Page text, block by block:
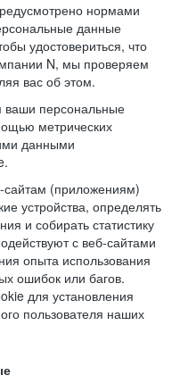
нормами
данные
удостовериться, что
N, мы проверяем
вас об этом.
ваши персональные
метрических
данными
(приложениям)
устройства, определять
и собирать статистику
с веб-сайтами
опыта использования
ошибок или багов.
для установления
пользователя наших